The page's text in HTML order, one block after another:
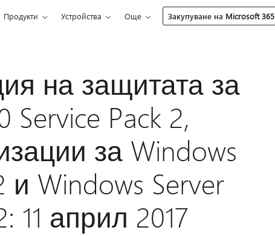
Продукти Устройства Още Закупуване на Microsoft 365
на защитата за
Service Pack 2,
за Windows
и Windows Server
11 април 2017